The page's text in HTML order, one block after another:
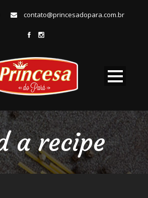
contato@princesadopara.com.br
a recipe